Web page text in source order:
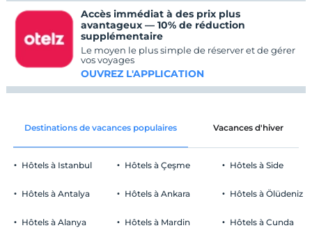
Accès immédiat à des prix plus
avantageux — 10% de réduction
supplémentaire
Le moyen le plus simple de réserver et de gérer
vos voyages
OUVREZ L'APPLICATION
Destinations de vacances populaires Vacances d'hiver
Hôtels à Istanbul
Hôtels à Antalya
Hôtels à Alanya
Hôtels à Çeşme
Hôtels à Ankara
Hôtels à Mardin
Hôtels à Side
Hôtels à Ölüdeniz
Hôtels à Cunda